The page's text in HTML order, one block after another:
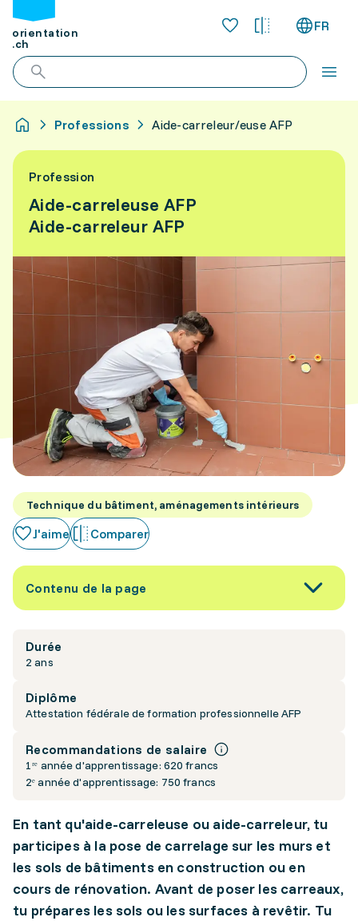
orientation
.ch
FR
Professions Aide-carreleur/euse AFP
Profession
Aide-carreleuse AFP
Aide-carreleur AFP
Technique du bâtiment, aménagements intérieurs
J'aime Comparer
Contenu de la page
Durée
2 ans
Diplôme
Attestation fédérale de formation professionnelle AFP
Recommandations de salaire
1ʳᵉ année d'apprentissage: 620 francs
2ᵉ année d'apprentissage: 750 francs
En tant qu'aide-carreleuse ou aide-carreleur, tu
participes à la pose de carrelage sur les murs et
les sols de bâtiments en construction ou en
cours de rénovation. Avant de poser les carreaux,
tu prépares les sols ou les surfaces à revêtir. Tu